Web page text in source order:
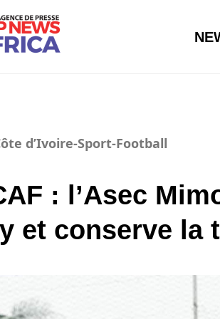
d’Ivoire-Sport-Football
: l’Asec
et conserve la